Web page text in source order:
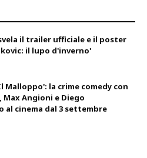
il trailer ufficiale e il poster
il lupo d'inverno'
la crime comedy con
Max Angioni e Diego
al cinema dal 3 settembre